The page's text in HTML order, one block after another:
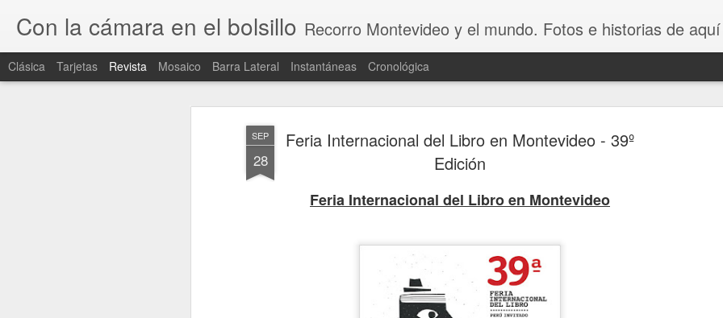
SEP
28
Feria Internacional del Libro en Montevideo - 39º
Edición
Feria Internacional del Libro en Montevideo
Con la cámara en el bolsillo Recorro Montevideo y el mundo. Fotos e historias de
Clásica Tarjetas Revista Mosaico Barra Lateral Instantáneas Cronológica